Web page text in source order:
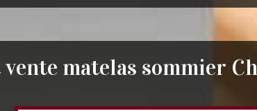
vente matelas sommier